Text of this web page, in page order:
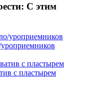
С этим
с пластырем